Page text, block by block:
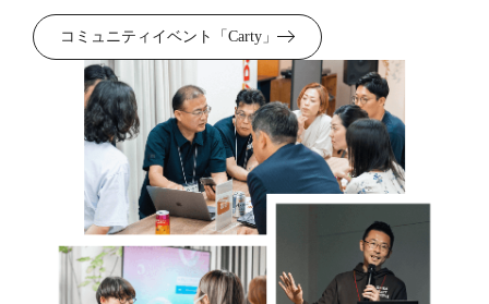
コミュニティイベント「Carty」